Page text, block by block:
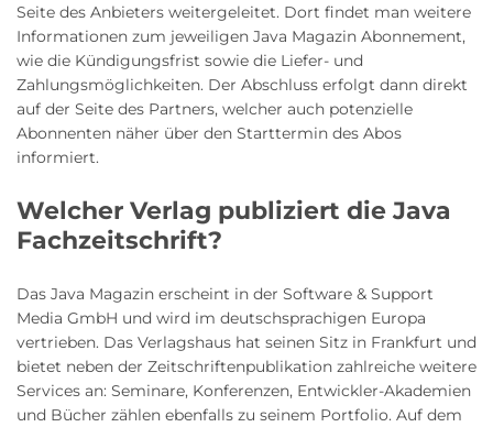
Seite des Anbieters weitergeleitet. Dort findet man weitere
Informationen zum jeweiligen Java Magazin Abonnement,
wie die Kündigungsfrist sowie die Liefer- und
Zahlungsmöglichkeiten. Der Abschluss erfolgt dann direkt
auf der Seite des Partners, welcher auch potenzielle
Abonnenten näher über den Starttermin des Abos
informiert.
Welcher Verlag publiziert die Java
Fachzeitschrift?
Das Java Magazin erscheint in der Software & Support
Media GmbH und wird im deutschsprachigen Europa
vertrieben. Das Verlagshaus hat seinen Sitz in Frankfurt und
bietet neben der Zeitschriftenpublikation zahlreiche weitere
Services an: Seminare, Konferenzen, Entwickler-Akademien
und Bücher zählen ebenfalls zu seinem Portfolio. Auf dem